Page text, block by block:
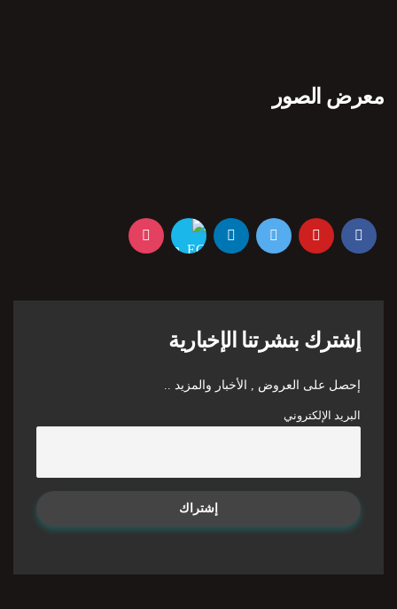
معرض الصور
إشترك بنشرتنا الإخبارية
إحصل على العروض , الأخبار والمزيد ..
البريد الإلكتروني